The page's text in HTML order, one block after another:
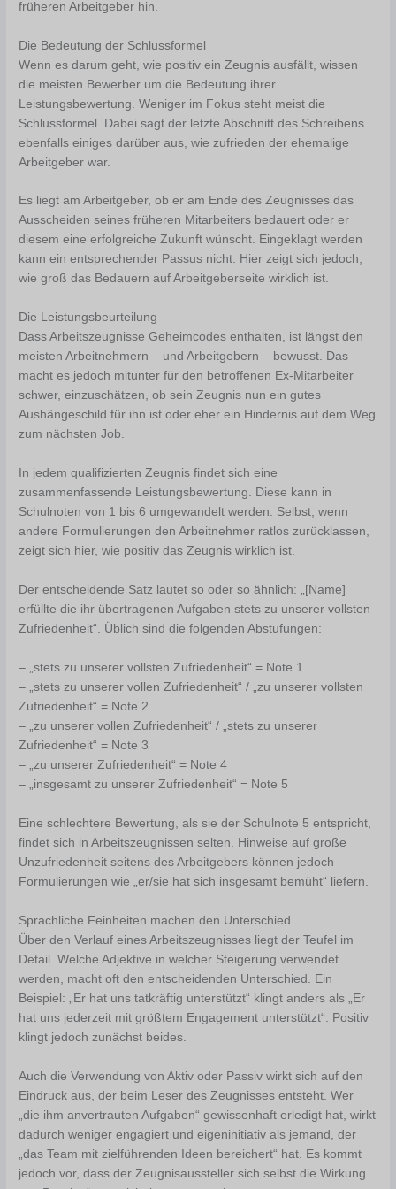
früheren Arbeitgeber hin.
Die Bedeutung der Schlussformel
Wenn es darum geht, wie positiv ein Zeugnis ausfällt, wissen
die meisten Bewerber um die Bedeutung ihrer
Leistungsbewertung. Weniger im Fokus steht meist die
Schlussformel. Dabei sagt der letzte Abschnitt des Schreibens
ebenfalls einiges darüber aus, wie zufrieden der ehemalige
Arbeitgeber war.
Es liegt am Arbeitgeber, ob er am Ende des Zeugnisses das
Ausscheiden seines früheren Mitarbeiters bedauert oder er
diesem eine erfolgreiche Zukunft wünscht. Eingeklagt werden
kann ein entsprechender Passus nicht. Hier zeigt sich jedoch,
wie groß das Bedauern auf Arbeitgeberseite wirklich ist.
Die Leistungsbeurteilung
Dass Arbeitszeugnisse Geheimcodes enthalten, ist längst den
meisten Arbeitnehmern – und Arbeitgebern – bewusst. Das
macht es jedoch mitunter für den betroffenen Ex-Mitarbeiter
schwer, einzuschätzen, ob sein Zeugnis nun ein gutes
Aushängeschild für ihn ist oder eher ein Hindernis auf dem Weg
zum nächsten Job.
In jedem qualifizierten Zeugnis findet sich eine
zusammenfassende Leistungsbewertung. Diese kann in
Schulnoten von 1 bis 6 umgewandelt werden. Selbst, wenn
andere Formulierungen den Arbeitnehmer ratlos zurücklassen,
zeigt sich hier, wie positiv das Zeugnis wirklich ist.
Der entscheidende Satz lautet so oder so ähnlich: „[Name]
erfüllte die ihr übertragenen Aufgaben stets zu unserer vollsten
Zufriedenheit“. Üblich sind die folgenden Abstufungen:
– „stets zu unserer vollsten Zufriedenheit“ = Note 1
– „stets zu unserer vollen Zufriedenheit“ / „zu unserer vollsten
Zufriedenheit“ = Note 2
– „zu unserer vollen Zufriedenheit“ / „stets zu unserer
Zufriedenheit“ = Note 3
– „zu unserer Zufriedenheit“ = Note 4
– „insgesamt zu unserer Zufriedenheit“ = Note 5
Eine schlechtere Bewertung, als sie der Schulnote 5 entspricht,
findet sich in Arbeitszeugnissen selten. Hinweise auf große
Unzufriedenheit seitens des Arbeitgebers können jedoch
Formulierungen wie „er/sie hat sich insgesamt bemüht“ liefern.
Sprachliche Feinheiten machen den Unterschied
Über den Verlauf eines Arbeitszeugnisses liegt der Teufel im
Detail. Welche Adjektive in welcher Steigerung verwendet
werden, macht oft den entscheidenden Unterschied. Ein
Beispiel: „Er hat uns tatkräftig unterstützt“ klingt anders als „Er
hat uns jederzeit mit größtem Engagement unterstützt“. Positiv
klingt jedoch zunächst beides.
Auch die Verwendung von Aktiv oder Passiv wirkt sich auf den
Eindruck aus, der beim Leser des Zeugnisses entsteht. Wer
„die ihm anvertrauten Aufgaben“ gewissenhaft erledigt hat, wirkt
dadurch weniger engagiert und eigeninitiativ als jemand, der
„das Team mit zielführenden Ideen bereichert“ hat. Es kommt
jedoch vor, dass der Zeugnisaussteller sich selbst die Wirkung